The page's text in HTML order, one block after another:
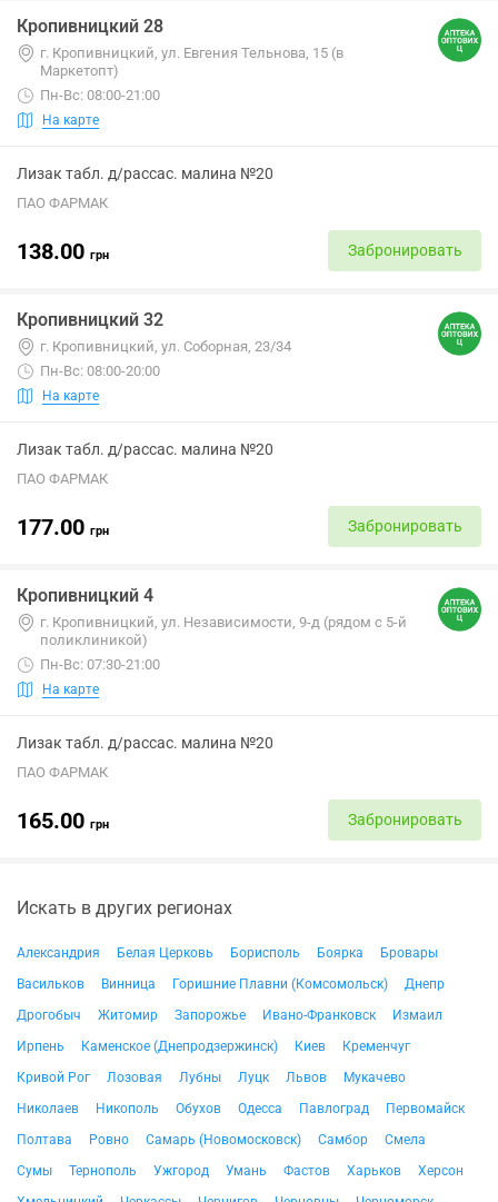
Кропивницкий 28
г. Кропивницкий, ул. Евгения Тельнова, 15 (в
Маркетопт)
Пн-Вс: 08:00-21:00
На карте
Лизак табл. д/рассас. малина №20
ПАО ФАРМАК
138.00 грн Забронировать
Кропивницкий 32
г. Кропивницкий, ул. Соборная, 23/34
Пн-Вс: 08:00-20:00
На карте
Лизак табл. д/рассас. малина №20
ПАО ФАРМАК
177.00 грн Забронировать
Кропивницкий 4
г. Кропивницкий, ул. Независимости, 9-д (рядом с 5-й
поликлиникой)
Пн-Вс: 07:30-21:00
На карте
Лизак табл. д/рассас. малина №20
ПАО ФАРМАК
165.00 грн Забронировать
Искать в других регионах
Александрия Белая Церковь Борисполь Боярка
Бровары
Васильков
Винница Горишние Плавни (Комсомольск)
Днепр
Дрогобыч
Житомир Запорожье Ивано-Франковск
Измаил
Ирпень
Каменское (Днепродзержинск) Киев
Кременчуг
Кривой Рог
Лозовая Лубны Луцк Львов
Мукачево
Николаев
Никополь Обухов Одесса Павлоград
Первомайск
Полтава
Ровно Самарь (Новомосковск) Самбор
Смела
Сумы
Тернополь Ужгород Умань Фастов Харьков
Херсон